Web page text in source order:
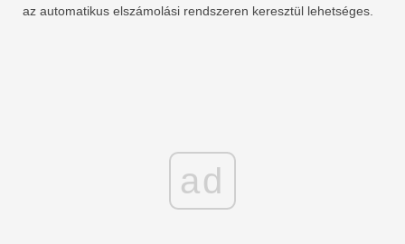
az automatikus elszámolási rendszeren keresztül lehetséges.
ad